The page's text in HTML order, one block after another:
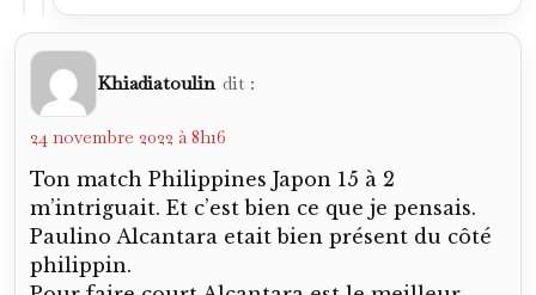
Khiadiatoulin dit :
24 novembre 2022 à 8h16
Ton match Philippines Japon 15 à 2
m’intriguait. Et c’est bien ce que je pensais.
Paulino Alcantara etait bien présent du côté
philippin.